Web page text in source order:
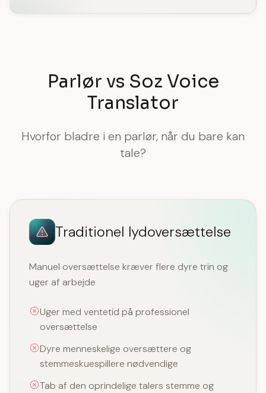
Parlør vs Soz Voice
Translator
Hvorfor bladre i en parlør, når du bare kan
tale?
Traditionel lydoversættelse
Manuel oversættelse kræver flere dyre trin og
uger af arbejde
Uger med ventetid på professionel
oversættelse
Dyre menneskelige oversættere og
stemmeskuespillere nødvendige
Tab af den oprindelige talers stemme og